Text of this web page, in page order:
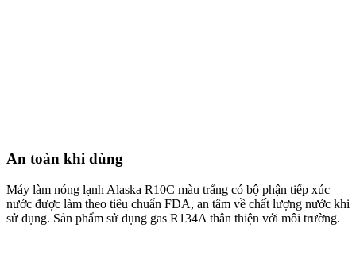
An toàn khi dùng
Máy làm nóng lạnh Alaska R10C màu trắng có bộ phận tiếp xúc
nước được làm theo tiêu chuẩn FDA, an tâm về chất lượng nước khi
sử dụng. Sản phẩm sử dụng gas R134A thân thiện với môi trường.